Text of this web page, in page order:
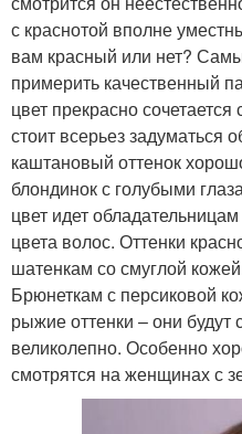
с краснотой вполне
вам красный или нет?
примерить качественный
цвет прекрасно
стоит всерьез задуматься
каштановый оттенок
блондинок с голубыми
цвет идет
цвета волос. Оттенки
шатенкам со смуглой
Брюнеткам с персиковой
рыжие оттенки – они будут
великолепно. Особенно
смотрятся на женщинах с